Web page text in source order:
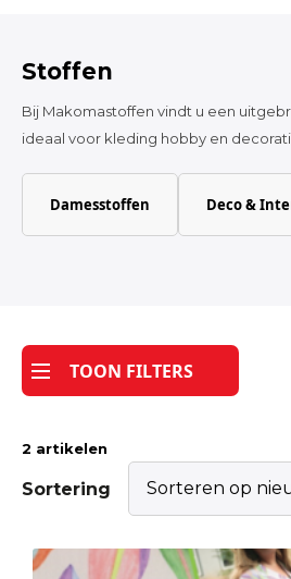
Katoen
Tijdpakker stof
Stoffen
Bij Makomastoffen vindt u een
ideaal voor kleding hobby en
Damesstoffen Deco &
TOON FILTERS
2 artikelen
Sortering